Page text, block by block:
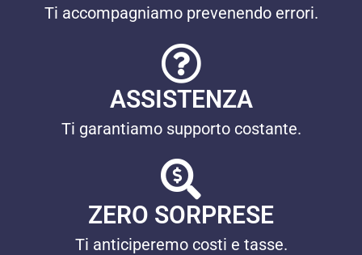
Ti accompagniamo prevenendo errori.
ASSISTENZA
Ti garantiamo supporto costante.
ZERO SORPRESE
Ti anticiperemo costi e tasse.